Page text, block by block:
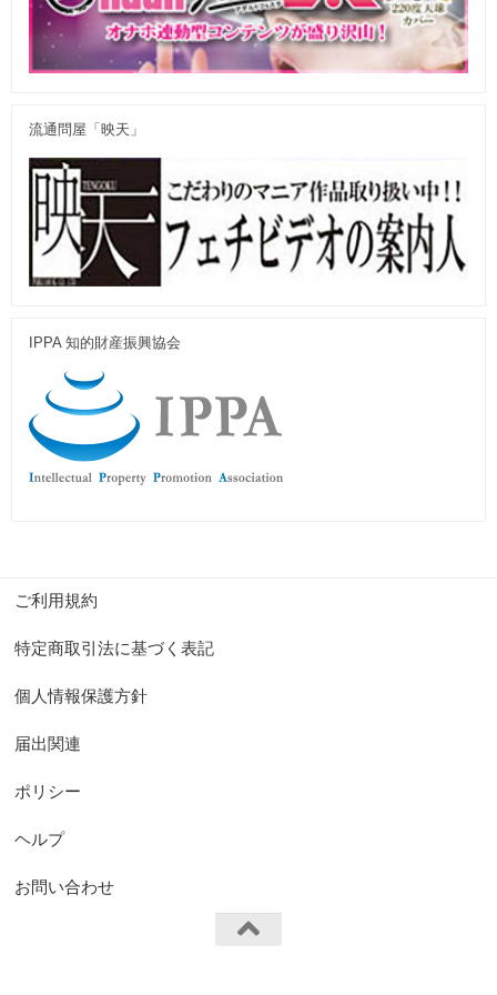
流通問屋「映天」
IPPA 知的財産振興協会
ご利用規約
特定商取引法に基づく表記
個人情報保護方針
届出関連
ポリシー
ヘルプ
お問い合わせ